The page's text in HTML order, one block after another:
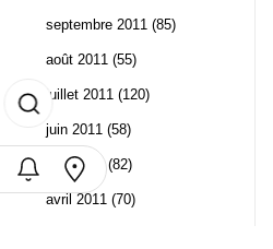
septembre 2011 (85)
août 2011 (55)
juillet 2011 (120)
juin 2011 (58)
mai 2011 (82)
avril 2011 (70)